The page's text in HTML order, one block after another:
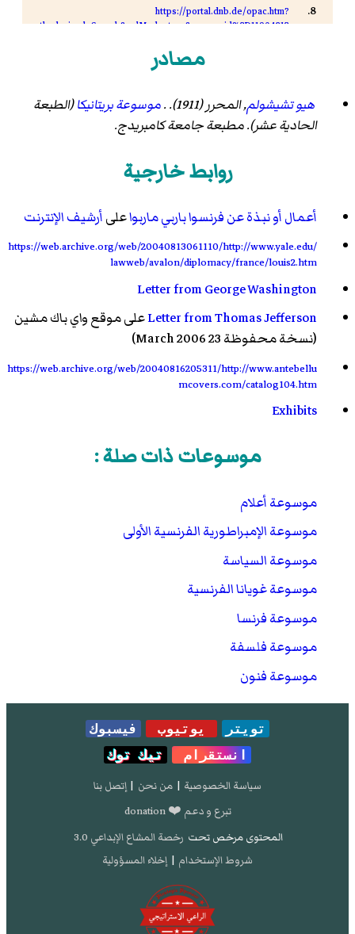
https://portal.dnb.de/opac.htm?
method=simpleSearch&cqlMode=true&query=nid%3D11904213
— تاريخ الاطلاع: 9 نوفمبر 2019 — الناشر:
دار نشر
جامعة أكسفورد
— تاريخ الاطلاع: 9 نوفمبر 2019
— تاريخ الاطلاع: 10 أكتوبر 2015 — الرخصة: رخصة حرة
Identifiants et Référentiels
— تاريخ الاطلاع: 9
نوفمبر 2019 — الناشر: Bibliographic Agency for
( كتاب
إلكتروني PDF )
. American Academy of Arts and
Sciences. مؤرشف من
الأصل( كتاب إلكتروني PDF )
في 28
سبتمبر 2018
.
J. G. Rosengarten (1907). "The Early French
الجمعية الأمريكية للفلسفة . Philadelphia,
Pennsylvania.46(185): 87.JSTOR983442
مصادر
هيو تشيشولم, المحرر (1911). . موسوعة بريتانيكا(الطبعة
الحادية عشر). مطبعة جامعة كامبريدج.
روابط خارجية
أعمال أو نبذة عن فرنسوا باربي ماربواعلىأرشيف الإنترنت
https://web.archive.org/web/20040813061110/http://www.yale.edu/
lawweb/avalon/diplomacy/france/louis2.htm
Letter from George Washington
Letter from Thomas Jeffersonعلى موقع واي باك مشين
(نسخة محفوظة 23 March 2006)
https://web.archive.org/web/20040816205311/http://www.antebellu
mcovers.com/catalog104.htm
Exhibits
موسوعات ذات صلة :
موسوعة أعلام
موسوعة الإمبراطورية الفرنسية الأولى
موسوعة السياسة
موسوعة غويانا الفرنسية
موسوعة فرنسا
موسوعة فلسفة
موسوعة فنون
تويتر يوتيوب
فيسبوك
انستقرام
تيك توك
سياسة الخصوصية | من نحن | إتصل بنا
تبرع و دعم ❤️ donation
المحتوى مرخص تحت رخصة المشاع الإبداعي 3.0
شروط الإستخدام | إخلاء المسؤولية